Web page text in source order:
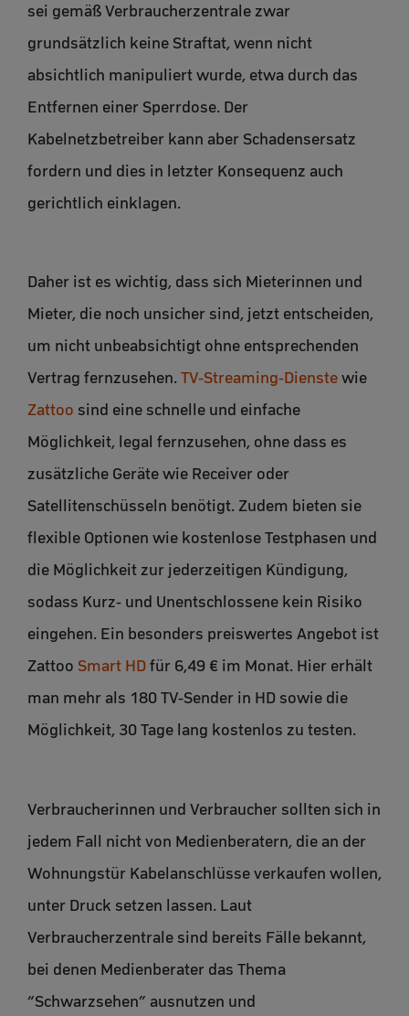
sei gemäß Verbraucherzentrale zwar
grundsätzlich keine Straftat, wenn nicht
absichtlich manipuliert wurde, etwa durch das
Entfernen einer Sperrdose. Der
Kabelnetzbetreiber kann aber Schadensersatz
fordern und dies in letzter Konsequenz auch
gerichtlich einklagen.
Daher ist es wichtig, dass sich Mieterinnen und
Mieter, die noch unsicher sind, jetzt entscheiden,
um nicht unbeabsichtigt ohne entsprechenden
Vertrag fernzusehen. TV-Streaming-Dienste wie
Zattoo sind eine schnelle und einfache
Möglichkeit, legal fernzusehen, ohne dass es
zusätzliche Geräte wie Receiver oder
Satellitenschüsseln benötigt. Zudem bieten sie
flexible Optionen wie kostenlose Testphasen und
die Möglichkeit zur jederzeitigen Kündigung,
sodass Kurz- und Unentschlossene kein Risiko
eingehen. Ein besonders preiswertes Angebot ist
Zattoo Smart HD für 6,49 € im Monat. Hier erhält
man mehr als 180 TV-Sender in HD sowie die
Möglichkeit, 30 Tage lang kostenlos zu testen.
Verbraucherinnen und Verbraucher sollten sich in
jedem Fall nicht von Medienberatern, die an der
Wohnungstür Kabelanschlüsse verkaufen wollen,
unter Druck setzen lassen. Laut
Verbraucherzentrale sind bereits Fälle bekannt,
bei denen Medienberater das Thema
“Schwarzsehen” ausnutzen und